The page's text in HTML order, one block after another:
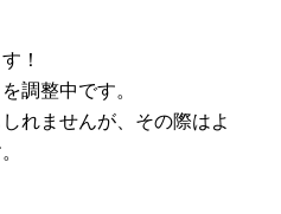
！
調整中です。
れませんが、その際はよ